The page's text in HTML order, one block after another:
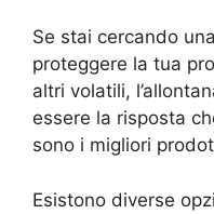
Se stai cercando
proteggere la tua
altri volatili,
essere la risposta
sono i migliori
Esistono diverse